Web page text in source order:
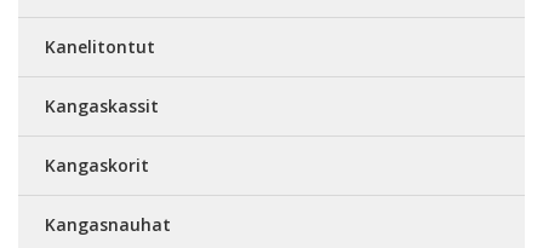
Kanelitontut
Kangaskassit
Kangaskorit
Kangasnauhat